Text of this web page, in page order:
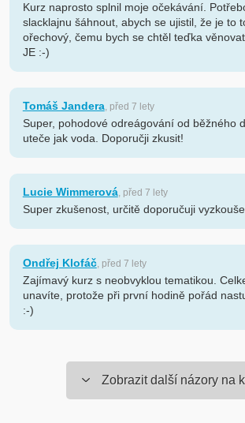
Kurz naprosto splnil moje očekávání.
slacklajnu šáhnout, abych se ujistil, že je to
ořechový, čemu bych se chtěl teďka věnovat.
JE :-)
Tomáš Jandera, před 7 lety
Super, pohodové odreágování od běžného
uteče jak voda. Doporučji zkusit!
Lucie Wimmerová, před 7 lety
Super zkušenost, určitě doporučuji
Ondřej Klofáč, před 7 lety
Zajímavý kurz s neobvyklou tematikou.
unavíte, protože při první hodině pořád
:-)
Zobrazit další názory na